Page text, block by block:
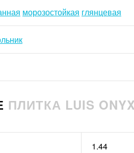
морозостойкая глянцевая
ПЛИТКА LUIS
1.44